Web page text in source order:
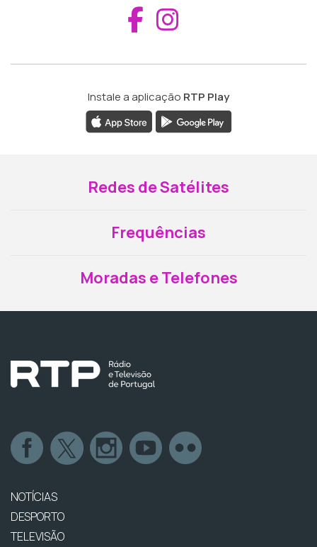
Aceder ao
Instale a aplicação RTP Play
Redes de Satélites
Frequências
Moradas e Telefones
NOTÍCIAS
DESPORTO
TELEVISÃO